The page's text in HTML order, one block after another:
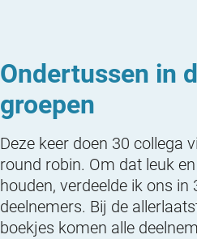
Ondertussen in
groepen
Deze keer doen 30 collega
round robin. Om dat leuk
houden, verdeelde ik ons in
deelnemers. Bij de
boekjes komen alle